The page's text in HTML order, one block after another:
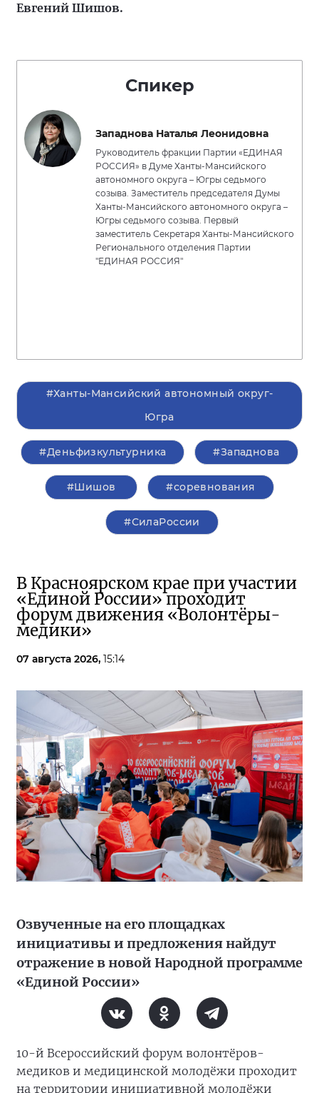
Евгений Шишов.
Спикер
Западнова Наталья Леонидовна
Руководитель фракции Партии «ЕДИНАЯ
РОССИЯ» в Думе Ханты-Мансийского
автономного округа – Югры седьмого
созыва. Заместитель председателя Думы
Ханты-Мансийского автономного округа –
Югры седьмого созыва. Первый
заместитель Секретаря Ханты-Мансийского
Регионального отделения Партии
"ЕДИНАЯ РОССИЯ"
#Ханты-Мансийский автономный округ-
Югра
#Деньфизкультурника #Западнова
#Шишов #соревнования
#СилаРоссии
В Красноярском крае при участии
«Единой России» проходит
форум движения «Волонтёры-
медики»
07 августа 2026, 15:14
Озвученные на его площадках
инициативы и предложения найдут
отражение в новой Народной программе
«Единой России»
10-й Всероссийский форум волонтёров-
медиков и медицинской молодёжи проходит
на территории инициативной молодёжи